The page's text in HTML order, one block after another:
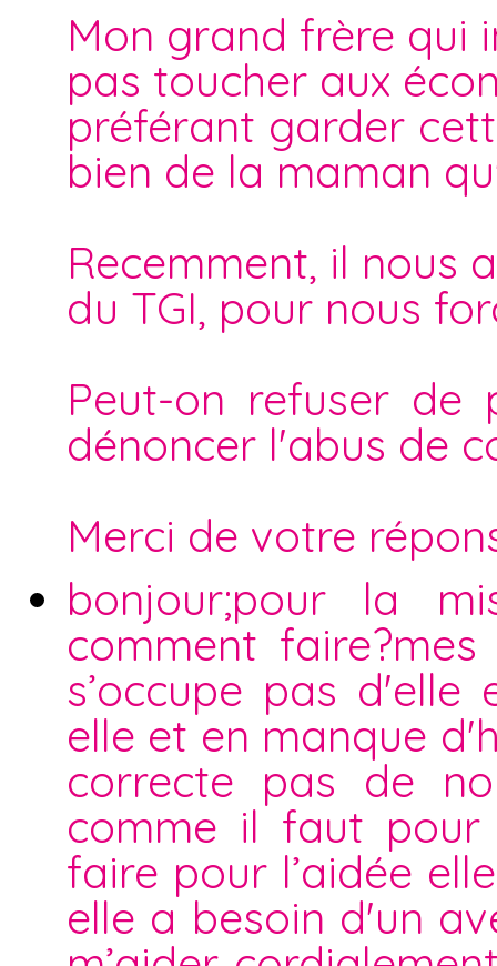
Mon grand frère qui
pas toucher aux
préférant garder
bien de la maman
Recemment, il nous
du TGI, pour nous
Peut-on refuser
dénoncer l'abus de
Merci de votre
bonjour;pour la
comment
s’occupe pas
elle et en manque
correcte pas de
comme il faut pour
faire pour l’aidée
elle a besoin d'un